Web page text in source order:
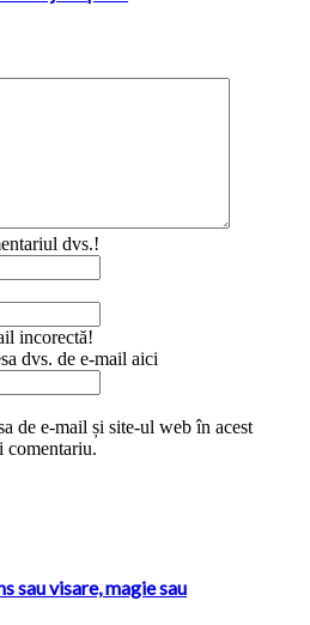
dvs.!
incorectă!
dvs. de e-mail aici
de e-mail și site-ul web în acest
comentariu.
sau visare, magie sau